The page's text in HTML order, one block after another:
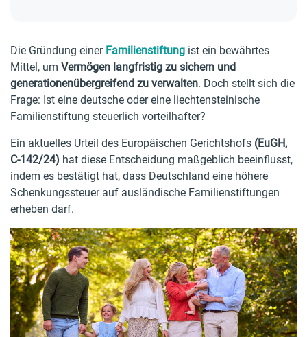
Die Gründung einer Familienstiftung ist ein bewährtes
Mittel, um Vermögen langfristig zu sichern und
generationenübergreifend zu verwalten. Doch stellt sich die
Frage: Ist eine deutsche oder eine liechtensteinische
Familienstiftung steuerlich vorteilhafter?
Ein aktuelles Urteil des Europäischen Gerichtshofs (EuGH,
C-142/24) hat diese Entscheidung maßgeblich beeinflusst,
indem es bestätigt hat, dass Deutschland eine höhere
Schenkungssteuer auf ausländische Familienstiftungen
erheben darf.